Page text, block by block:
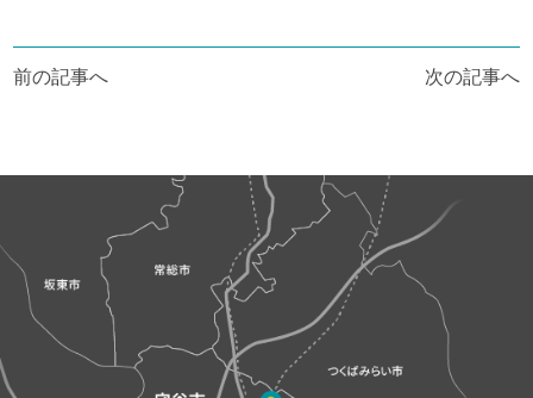
投
稿
シ
ョ
ン
前の記事へ 次の記事へ